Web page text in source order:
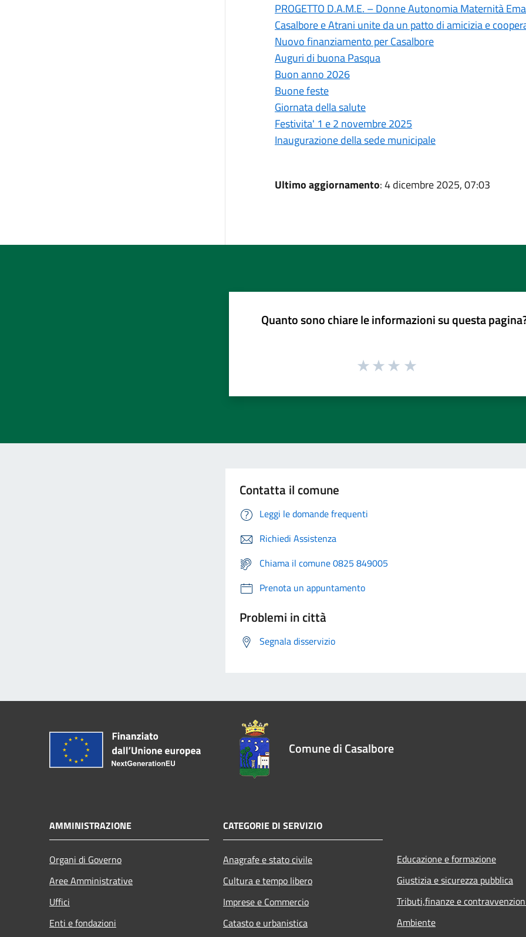
PROGETTO D.A.M.E. – Donne Autonomia Maternità
Casalbore e Atrani unite da un patto di amicizia e
Nuovo finanziamento per Casalbore
Auguri di buona Pasqua
Buon anno 2026
Buone feste
Giornata della salute
Festivita' 1 e 2 novembre 2025
Inaugurazione della sede municipale
Ultimo aggiornamento: 4 dicembre 2025, 07:03
Quanto sono chiare le informazioni su questa
Contatta il comune
Leggi le domande frequenti
Richiedi Assistenza
Chiama il comune 0825 849005
Prenota un appuntamento
Problemi in città
Segnala disservizio
Comune di Casalbore
AMMINISTRAZIONE
Organi di Governo
Aree Amministrative
Uffici
Enti e fondazioni
CATEGORIE DI SERVIZIO
Anagrafe e stato civile
Cultura e tempo libero
Imprese e Commercio
Catasto e urbanistica
Educazione e formazione
Giustizia e sicurezza pubblica
Tributi,finanze e
Ambiente